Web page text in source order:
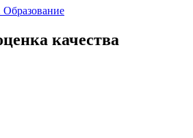
качества